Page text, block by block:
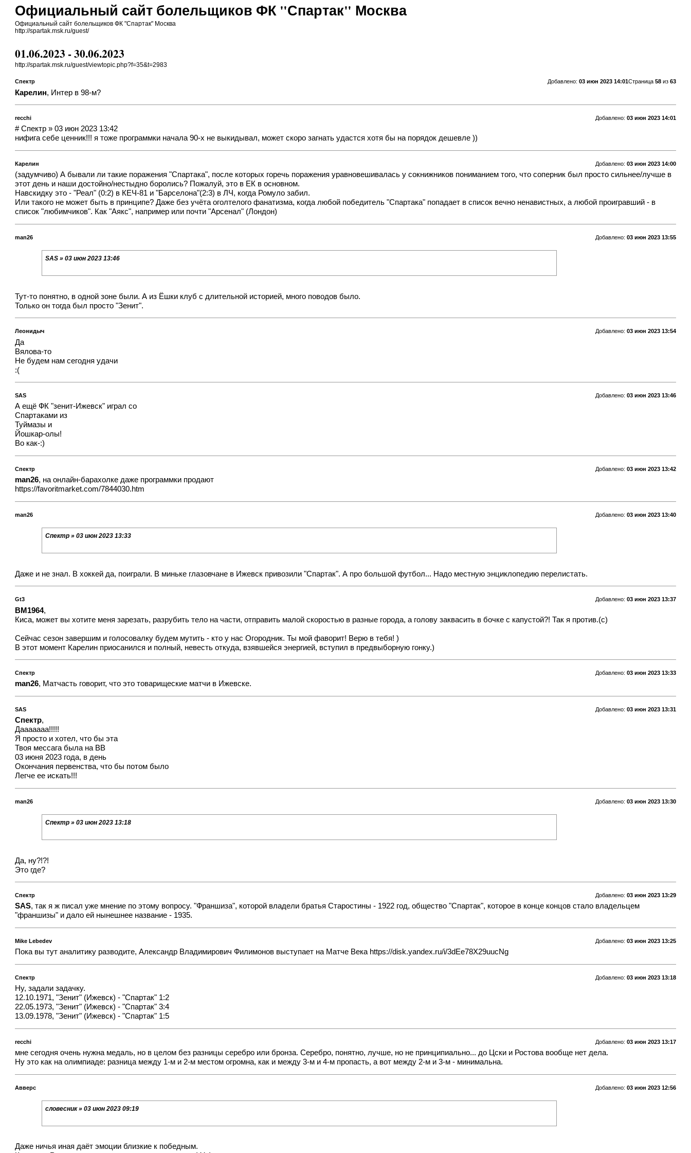
Официальный сайт болельщиков ФК "Спартак" Москва
Официальный сайт болельщиков ФК "Спартак" Москва
http://spartak.msk.ru/guest/
01.06.2023 - 30.06.2023
http://spartak.msk.ru/guest/viewtopic.php?f=35&t=2983
Страница 58из 63
Добавлено: 03 июн 2023 14:01
Спектр
Карелин, Интер в 98-м?
Добавлено: 03 июн 2023 14:01
recchi
# Спектр » 03 июн 2023 13:42
нифига себе ценник!!! я тоже программки начала 90-х не выкидывал, может скоро загнать удастся хотя бы на порядок дешевле ))
Добавлено: 03 июн 2023 14:00
Карелин
(задумчиво) А бывали ли такие поражения "Спартака", после которых горечь поражения уравновешивалась у сокнижников пониманием того, что соперник был просто сильнее/лучше в
этот день и наши достойно/нестыдно боролись? Пожалуй, это в ЕК в основном.
Навскидку это - "Реал" (0:2) в КЕЧ-81 и "Барселона"(2:3) в ЛЧ, когда Ромуло забил.
Или такого не может быть в принципе? Даже без учёта оголтелого фанатизма, когда любой победитель "Спартака" попадает в список вечно ненавистных, а любой проигравший - в
список "любимчиков". Как "Аякс", например или почти "Арсенал" (Лондон)
Добавлено: 03 июн 2023 13:55
man26
SAS » 03 июн 2023 13:46
Тут-то понятно, в одной зоне были. А из Ёшки клуб с длительной историей, много поводов было.
Только он тогда был просто "Зенит".
Добавлено: 03 июн 2023 13:54
Леонидыч
Да
Вялова-то
Не будем нам сегодня удачи
:(
Добавлено: 03 июн 2023 13:46
SAS
А ещё ФК "зенит-Ижевск" играл со
Спартаками из
Туймазы и
Йошкар-олы!
Во как-:)
Добавлено: 03 июн 2023 13:42
Спектр
man26, на онлайн-барахолке даже программки продают
https://favoritmarket.com/7844030.htm
Добавлено: 03 июн 2023 13:40
man26
Спектр » 03 июн 2023 13:33
Даже и не знал. В хоккей да, поиграли. В миньке глазовчане в Ижевск привозили "Спартак". А про большой футбол... Надо местную энциклопедию перелистать.
Добавлено: 03 июн 2023 13:37
Gt3
BM1964,
Киса, может вы хотите меня зарезать, разрубить тело на части, отправить малой скоростью в разные города, а голову заквасить в бочке с капустой?! Так я против.(с)
Сейчас сезон завершим и голосовалку будем мутить - кто у нас Огородник. Ты мой фаворит! Верю в тебя! )
В этот момент Карелин приосанился и полный, невесть откуда, взявшейся энергией, вступил в предвыборную гонку.)
Добавлено: 03 июн 2023 13:33
Спектр
man26, Матчасть говорит, что это товарищеские матчи в Ижевске.
Добавлено: 03 июн 2023 13:31
SAS
Спектр,
Дааааааа!!!!!
Я просто и хотел, что бы эта
Твоя мессага была на ВВ
03 июня 2023 года, в день
Окончания первенства, что бы потом было
Легче ее искать!!!
Добавлено: 03 июн 2023 13:30
man26
Спектр » 03 июн 2023 13:18
Да, ну?!?!
Это где?
Добавлено: 03 июн 2023 13:29
Спектр
SAS, так я ж писал уже мнение по этому вопросу. "Франшиза", которой владели братья Старостины - 1922 год, общество "Спартак", которое в конце концов стало владельцем
"франшизы" и дало ей нынешнее название - 1935.
Добавлено: 03 июн 2023 13:25
Mike Lebedev
Пока вы тут аналитику разводите, Александр Владимирович Филимонов выступает на Матче Века https://disk.yandex.ru/i/3dEe78X29uucNg
Добавлено: 03 июн 2023 13:18
Спектр
Ну, задали задачку.
12.10.1971, "Зенит" (Ижевск) - "Спартак" 1:2
22.05.1973, "Зенит" (Ижевск) - "Спартак" 3:4
13.09.1978, "Зенит" (Ижевск) - "Спартак" 1:5
Добавлено: 03 июн 2023 13:17
recchi
мне сегодня очень нужна медаль, но в целом без разницы серебро или бронза. Серебро, понятно, лучше, но не принципиально... до Цски и Ростова вообще нет дела.
Ну это как на олимпиаде: разница между 1-м и 2-м местом огромна, как и между 3-м и 4-м пропасть, а вот между 2-м и 3-м - минимальна.
Добавлено: 03 июн 2023 12:56
Авверс
словесник » 03 июн 2023 09:19
Даже ничья иная даёт эмоции близкие к победным.